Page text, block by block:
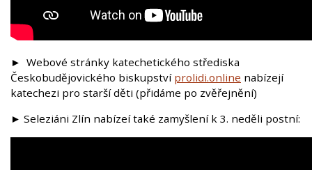
► Webové stránky katechetického střediska
Českobudějovického biskupství prolidi.online nabízejí
katechezi pro starší děti (přidáme po zvěřejnění)
► Seleziáni Zlín nabízeí také zamyšlení k 3. neděli postní: